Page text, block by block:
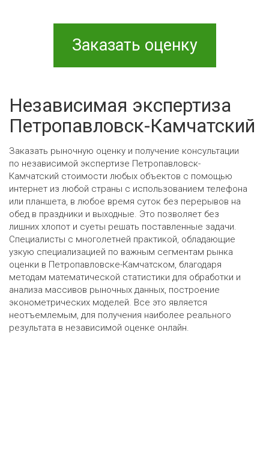
Заказать оценку
Независимая экспертиза
Петропавловск-Камчатский
Заказать рыночную оценку и получение консультации
по независимой экспертизе Петропавловск-
Камчатский стоимости любых объектов с помощью
интернет из любой страны с использованием телефона
или планшета, в любое время суток без перерывов на
обед в праздники и выходные. Это позволяет без
лишних хлопот и суеты решать поставленные задачи.
Специалисты с многолетней практикой, обладающие
узкую специализацией по важным сегментам рынка
оценки в Петропавловске-Камчатском, благодаря
методам математической статистики для обработки и
анализа массивов рыночных данных, построение
эконометрических моделей. Все это является
неотъемлемым, для получения наиболее реального
результата в независимой оценке онлайн.